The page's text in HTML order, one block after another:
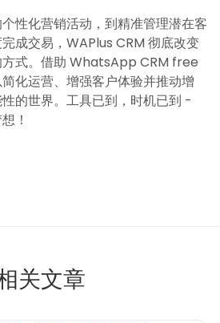
性化营销活动，到精准管理潜在客
成交易，WAPlus CRM 彻底改变
方式。借助 WhatsApp CRM free
化运营、增强客户体验并推动增
的世界。工具已到，时机已到 -
！
关文章